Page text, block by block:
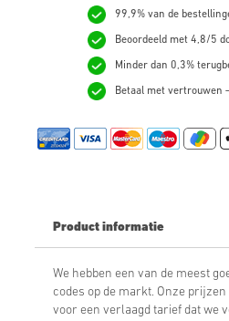
99,9% van de
Beoordeeld met 4,8/5
Minder dan 0,3%
Betaal met vertrouwen
Product informatie
We hebben een van de meest
codes op de markt. Onze
voor een verlaagd tarief dat we